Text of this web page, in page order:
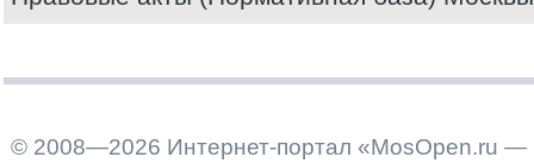
© 2008—2026 Интернет-портал «MosOpen.ru —